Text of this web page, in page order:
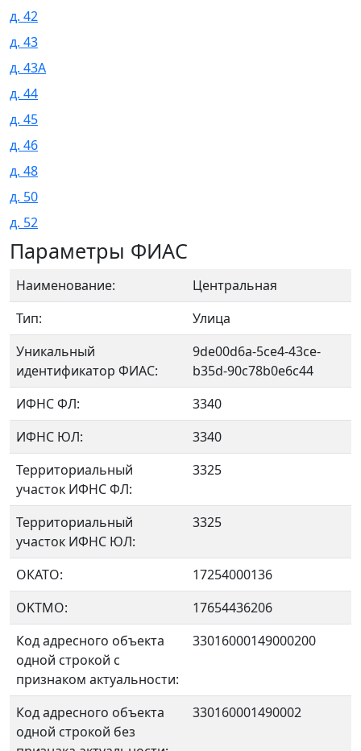
д. 42
д. 43
д. 43А
д. 44
д. 45
д. 46
д. 48
д. 50
д. 52
Параметры ФИАС
Наименование:
Центральная
Тип:
Улица
Уникальный
идентификатор ФИАС:
9de00d6a-5ce4-43ce-
b35d-90c78b0e6c44
ИФНС ФЛ:
3340
ИФНС ЮЛ:
3340
Территориальный
участок ИФНС ФЛ:
3325
Территориальный
участок ИФНС ЮЛ:
3325
ОКАТО:
17254000136
OKTMO:
17654436206
Код адресного объекта
одной строкой с
признаком актуальности:
33016000149000200
Код адресного объекта
одной строкой без
330160001490002